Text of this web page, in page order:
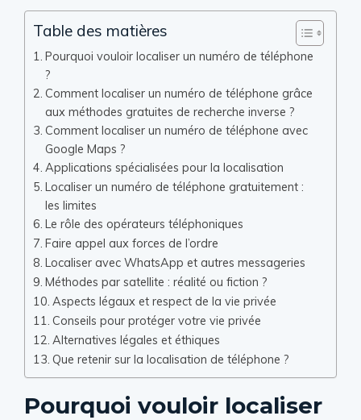
Table des matières
Pourquoi vouloir localiser un numéro de téléphone
?
Comment localiser un numéro de téléphone grâce
aux méthodes gratuites de recherche inverse ?
Comment localiser un numéro de téléphone avec
Google Maps ?
Applications spécialisées pour la localisation
Localiser un numéro de téléphone gratuitement :
les limites
Le rôle des opérateurs téléphoniques
Faire appel aux forces de l’ordre
Localiser avec WhatsApp et autres messageries
Méthodes par satellite : réalité ou fiction ?
Aspects légaux et respect de la vie privée
Conseils pour protéger votre vie privée
Alternatives légales et éthiques
Que retenir sur la localisation de téléphone ?
Pourquoi vouloir localiser